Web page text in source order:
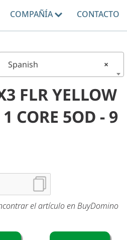
COMPAÑÍA CONTACTO
×
Spanish
FLR YELLOW
CORE 5OD - 9
el artículo en BuyDomino